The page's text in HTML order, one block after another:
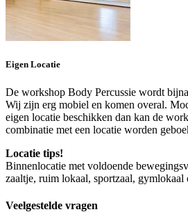
Eigen Locatie
De workshop Body Percussie wordt
Wij zijn erg mobiel en komen overal.
eigen locatie beschikken dan kan de
combinatie met een locatie worden
Locatie tips!
Binnenlocatie met voldoende
zaaltje, ruim lokaal, sportzaal,
Veelgestelde vragen